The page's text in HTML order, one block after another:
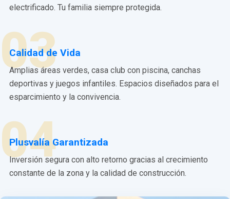
electrificado. Tu familia siempre protegida.
03
Calidad de Vida
Amplias áreas verdes, casa club con piscina, canchas
deportivas y juegos infantiles. Espacios diseñados para el
esparcimiento y la convivencia.
04
Plusvalía Garantizada
Inversión segura con alto retorno gracias al crecimiento
constante de la zona y la calidad de construcción.